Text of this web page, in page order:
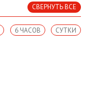
СВЕРНУТЬ ВСЕ
СУТКИ
6 ЧАСОВ